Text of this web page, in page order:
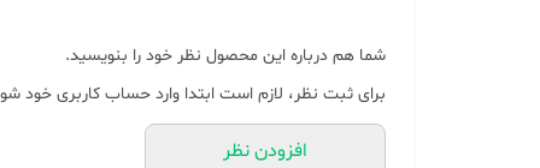
شما هم درباره این محصول نظر خود را بنویسید.
برای ثبت نظر، لازم است ابتدا وارد حساب کاربری خود
افزودن نظر